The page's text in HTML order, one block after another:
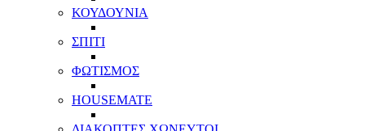
ΚΟΥΔΟΥΝΙΑ
ΣΠΙΤΙ
ΦΩΤΙΣΜΟΣ
HOUSEMATE